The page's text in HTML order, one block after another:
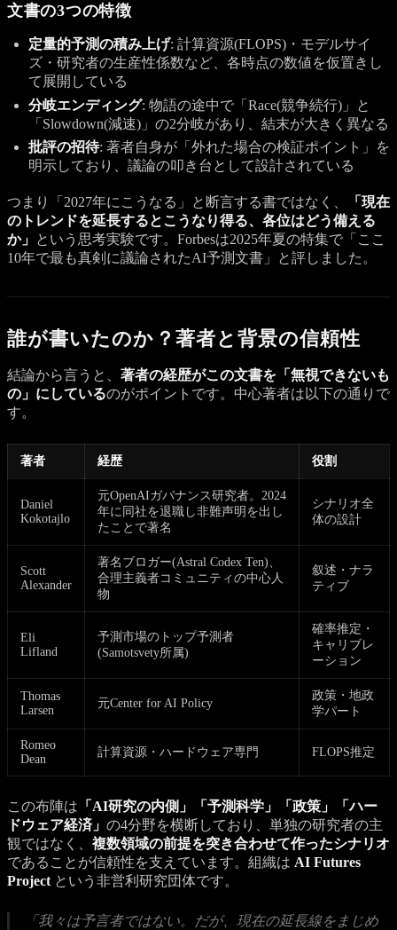
文書の3つの特徴
定量的予測の積み上げ: 計算資源(FLOPS)・モデルサイ
ズ・研究者の生産性係数など、各時点の数値を仮置きし
て展開している
分岐エンディング: 物語の途中で「Race(競争続行)」と
「Slowdown(減速)」の2分岐があり、結末が大きく異なる
批評の招待: 著者自身が「外れた場合の検証ポイント」を
明示しており、議論の叩き台として設計されている
つまり「2027年にこうなる」と断言する書ではなく、
「現在
のトレンドを延長するとこうなり得る、各位はどう備える
か」 という思考実験です。Forbesは2025年夏の特集で「ここ
10年で最も真剣に議論されたAI予測文書」と評しました。
誰が書いたのか？著者と背景の信頼性
結論から言うと、 著者の経歴がこの文書を「無視できないも
の」にしているのがポイントです。中心著者は以下の通りで
す。
著者 経歴 役割
Daniel
Kokotajlo
元OpenAIガバナンス研究者。2024
年に同社を退職し非難声明を出し
たことで著名
シナリオ全
体の設計
Scott
Alexander
著名ブロガー(Astral Codex Ten)、
合理主義者コミュニティの中心人
物
叙述・ナラ
ティブ
Eli
Lifland
予測市場のトップ予測者
(Samotsvety所属)
確率推定・
キャリブレ
ーション
Thomas
Larsen
元Center for AI Policy
政策・地政
学パート
Romeo
Dean
計算資源・ハードウェア専門 FLOPS推定
この布陣は 「AI研究の内側」「予測科学」「政策」「ハー
ドウェア経済」 の4分野を横断しており、単独の研究者の主
観ではなく、 複数領域の前提を突き合わせて作ったシナリオ
であることが信頼性を支えています。組織は AI Futures
Project という非営利研究団体です。
「我々は予言者ではない。だが、現在の延長線をまじめ